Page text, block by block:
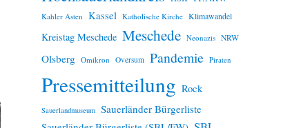
Kahler Asten Kassel Katholische Kirche Klimawandel
Kreistag Meschede Meschede Neonazis NRW
Olsberg Omikron Oversum Pandemie Piraten
Pressemitteilung Rock
Sauerlandmuseum Sauerländer Bürgerliste